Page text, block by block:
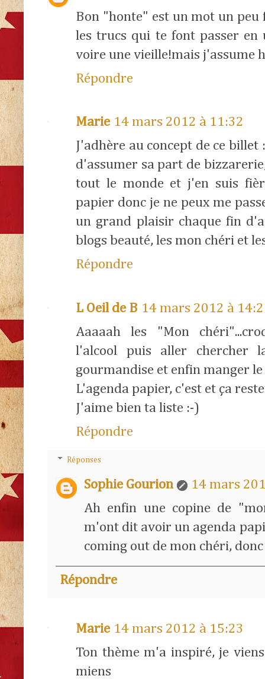
Bon "honte" est un mot un
les trucs qui te font passer
voire une vieille!mais j'assume
Répondre
Marie 14 mars 2012 à 11:32
J'adhère au concept de ce
d'assumer sa part de
tout le monde et j'en suis
papier donc je ne peux me
un grand plaisir chaque fin
blogs beauté, les mon chéri et
Répondre
L Oeil de B 14 mars 2012 à
Aaaaah les "Mon
l'alcool puis aller chercher
gourmandise et enfin manger le
L'agenda papier, c'est et ça
J'aime bien ta liste :-)
Répondre
Réponses
Sophie Gourion
14 mars
Ah enfin une copine de
m'ont dit avoir un agenda
coming out de mon chéri,
Répondre
Marie 14 mars 2012 à 15:23
Ton thème m'a inspiré, je
miens